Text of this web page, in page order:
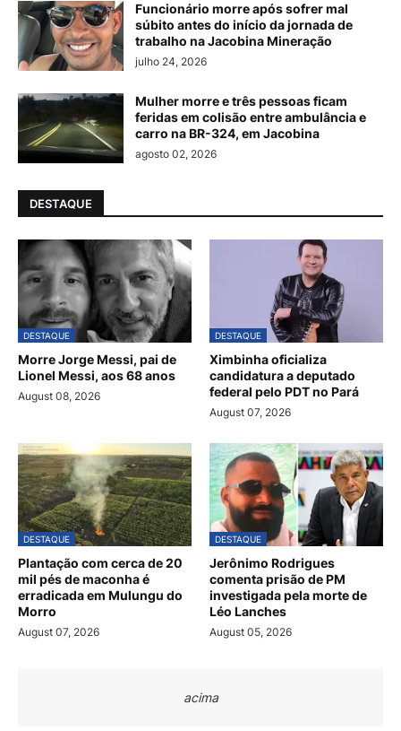
Funcionário morre após sofrer mal
súbito antes do início da jornada de
trabalho na Jacobina Mineração
julho 24, 2026
Mulher morre e três pessoas ficam
feridas em colisão entre ambulância e
carro na BR-324, em Jacobina
agosto 02, 2026
DESTAQUE
DESTAQUE
Morre Jorge Messi, pai de
Lionel Messi, aos 68 anos
August 08, 2026
DESTAQUE
Ximbinha oficializa
candidatura a deputado
federal pelo PDT no Pará
August 07, 2026
DESTAQUE
Plantação com cerca de 20
mil pés de maconha é
erradicada em Mulungu do
Morro
August 07, 2026
DESTAQUE
Jerônimo Rodrigues
comenta prisão de PM
investigada pela morte de
Léo Lanches
August 05, 2026
acima